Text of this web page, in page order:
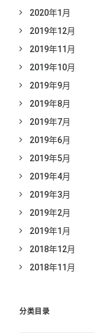
2020年1月
2019年12月
2019年11月
2019年10月
2019年9月
2019年8月
2019年7月
2019年6月
2019年5月
2019年4月
2019年3月
2019年2月
2019年1月
2018年12月
2018年11月
分类目录